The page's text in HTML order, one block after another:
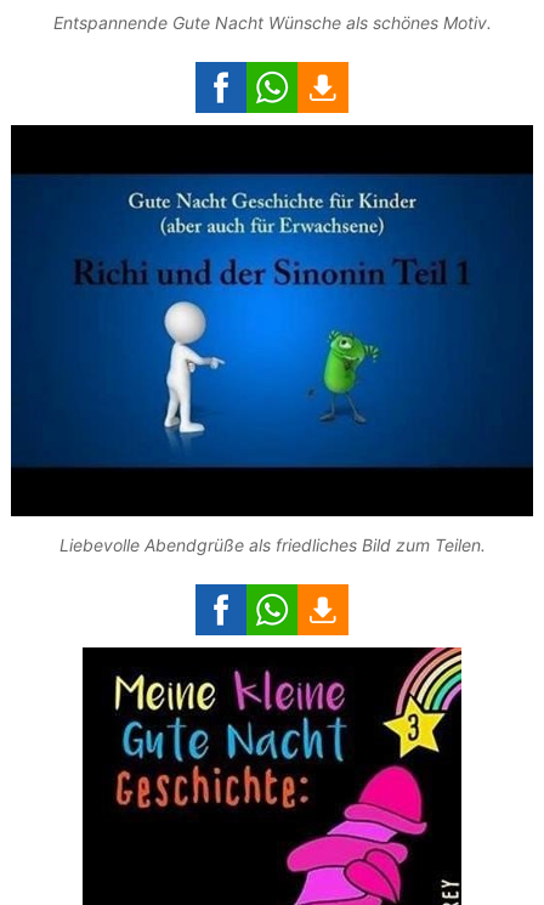
Entspannende Gute Nacht Wünsche als schönes Motiv.
Liebevolle Abendgrüße als friedliches Bild zum Teilen.